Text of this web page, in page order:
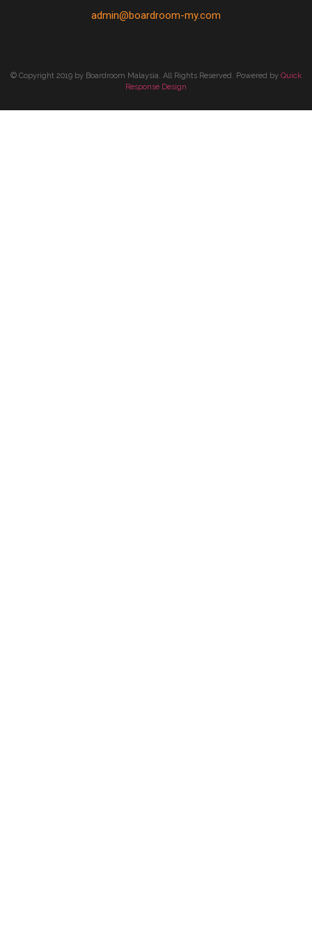
admin@boardroom-my.com
© Copyright 2019 by Boardroom Malaysia. All Rights Reserved. Powered by Quick
Response Design